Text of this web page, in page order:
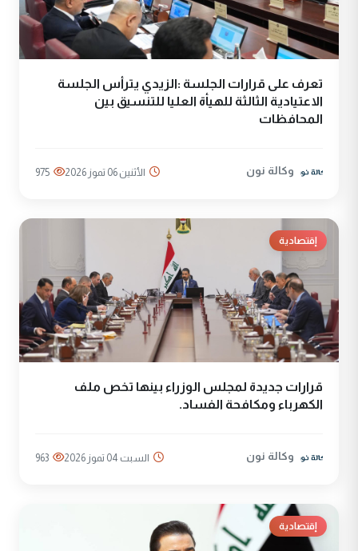
تعرف على قرارات الجلسة :الزيدي يترأس الجلسة
الاعتيادية الثالثة للهيأة العليا للتنسيق بين
المحافظات
وكالة نون الأثنين 06 تموز 2026 975
إقتصادية
قرارات جديدة لمجلس الوزراء بينها تخص ملف
الكهرباء ومكافحة الفساد.
وكالة نون السبت 04 تموز 2026 963
إقتصادية